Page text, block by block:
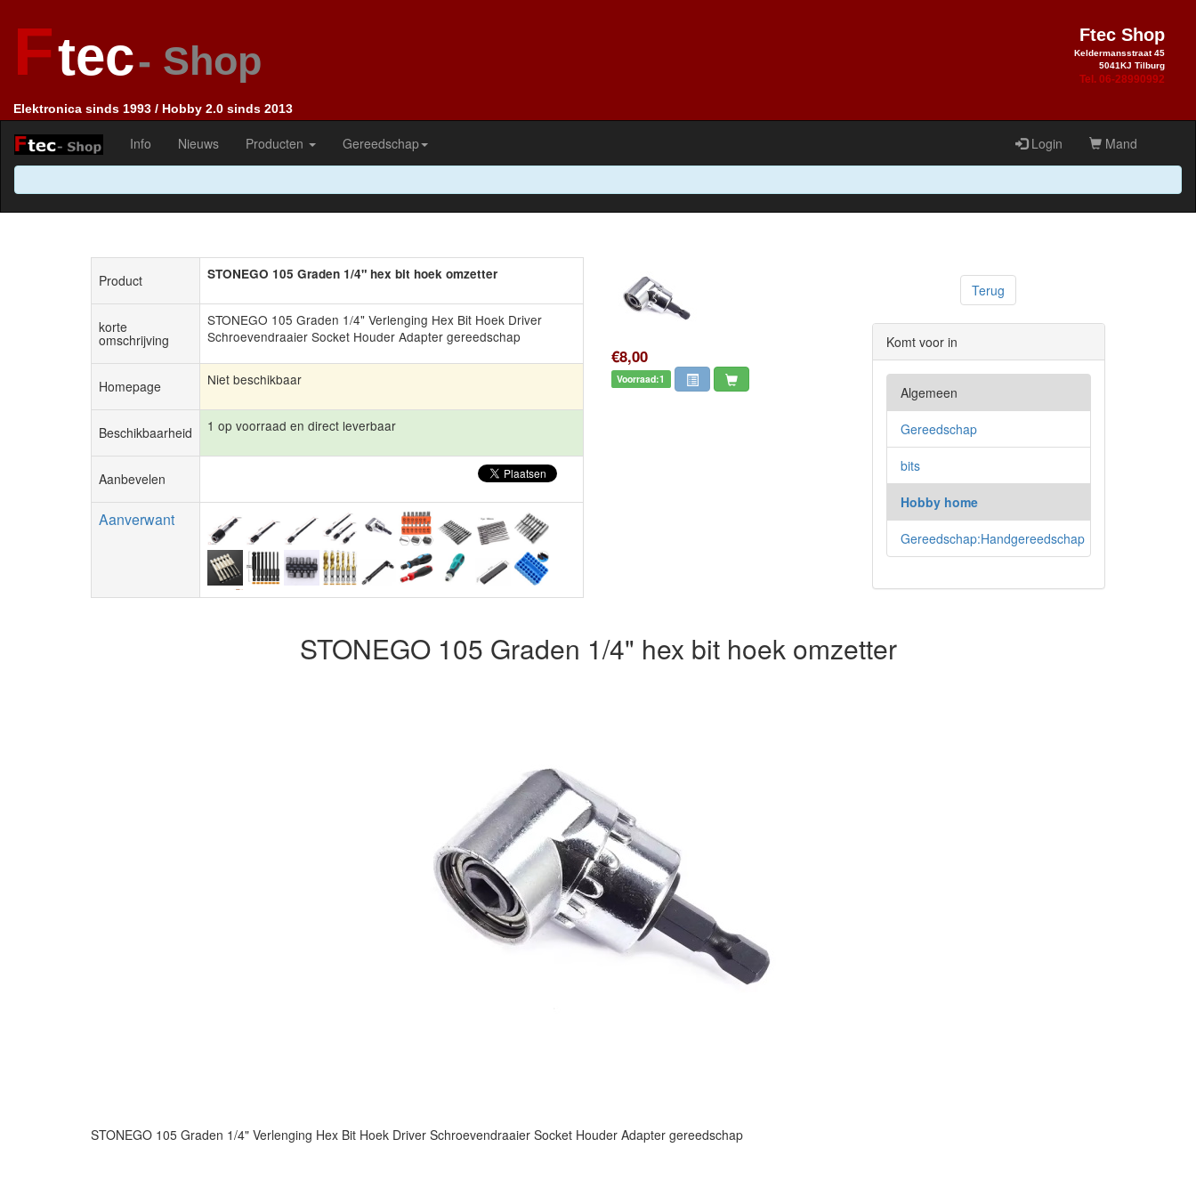
Ftec- Shop
Elektronica sinds 1993 / Hobby 2.0 sinds 2013
Ftec Shop
Keldermansstraat 45
5041KJ Tilburg
Tel. 06-28990992
Info Nieuws Producten Gereedschap Login Mand
Product STONEGO 105 Graden 1/4" hex bit hoek omzetter
korte
omschrijving
STONEGO 105 Graden 1/4" Verlenging Hex Bit Hoek Driver
Schroevendraaier Socket Houder Adapter gereedschap
Homepage Niet beschikbaar
Beschikbaarheid 1 op voorraad en direct leverbaar
Aanbevelen
Aanverwant
€8,00
Voorraad:1
Terug
Komt voor in
Algemeen
Gereedschap
bits
Hobby home
Gereedschap:Handgereedschap
STONEGO 105 Graden 1/4" hex bit hoek omzetter
STONEGO 105 Graden 1/4" Verlenging Hex Bit Hoek Driver Schroevendraaier Socket Houder Adapter gereedschap